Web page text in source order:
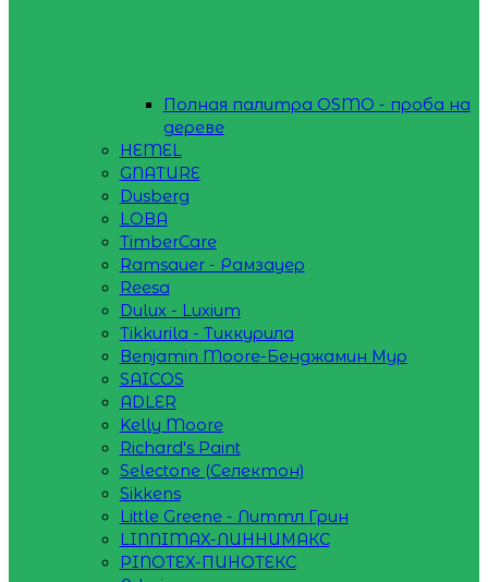
Полная палитра OSMO - проба на
дереве
HEMEL
GNATURE
Dusberg
LOBA
TimberCare
Ramsauer - Рамзауер
Reesa
Dulux - Luxium
Tikkurila - Тиккурила
Benjamin Moore-Бенджамин Мур
SAICOS
ADLER
Kelly Moore
Richard's Paint
Selectone (Селектон)
Sikkens
Little Greene - Литтл Грин
LINNIMAX-ЛИННИМАКС
PINOTEX-ПИНОТЕКС